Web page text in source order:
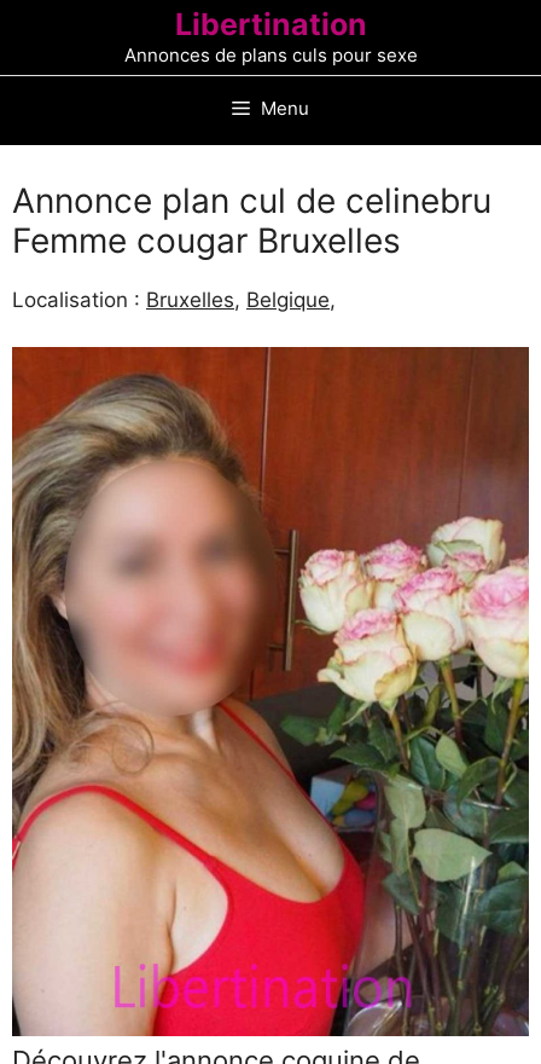
contenu
Libertination
Annonces de plans culs pour sexe
Menu
Annonce plan cul de celinebru
Femme cougar Bruxelles
Localisation : Bruxelles, Belgique,